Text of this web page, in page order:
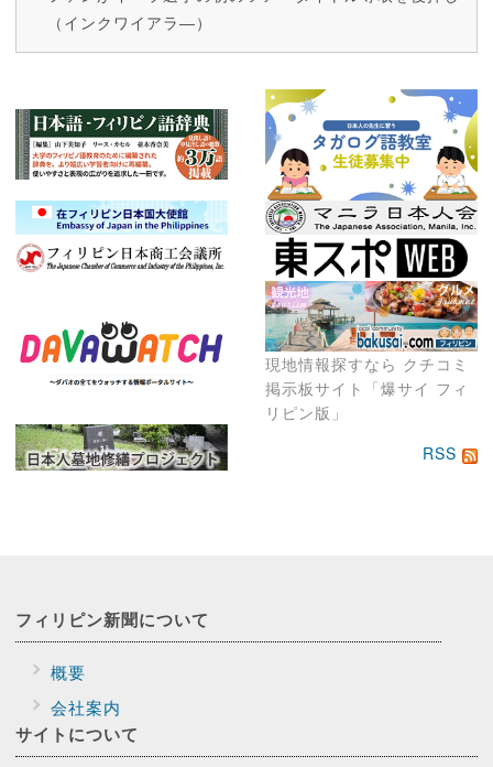
現地情報探すなら クチコミ
掲示板サイト「爆サイ フィ
リピン版」
（インクワイアラ―）
RSS
フィリピン新聞について
概要
会社案内
サイトについて